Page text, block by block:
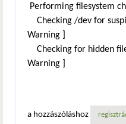
Performing filesystem
Checking /dev for
Warning ]
Checking for
Warning ]
a hozzászóláshoz